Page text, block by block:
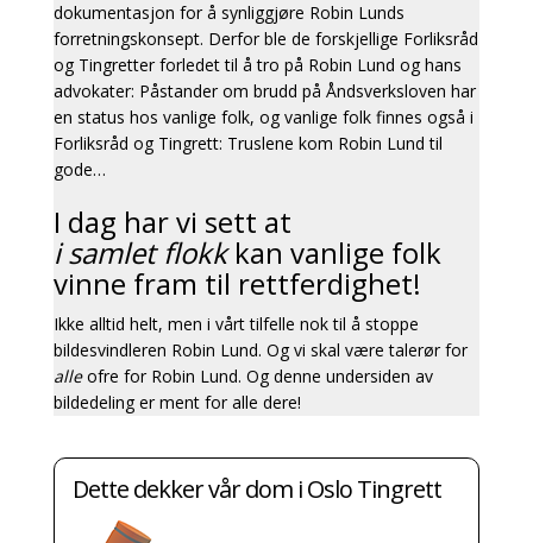
dokumentasjon for å synliggjøre Robin Lunds
forretningskonsept. Derfor ble de forskjellige Forliksråd
og Tingretter forledet til å tro på Robin Lund og hans
advokater: Påstander om brudd på Åndsverksloven har
en status hos vanlige folk, og vanlige folk finnes også i
Forliksråd og Tingrett: Truslene kom Robin Lund til
gode…
I dag har vi sett at
i samlet flokkkan vanlige folk
vinne fram til rettferdighet!
Ikke alltid helt, men i vårt tilfelle nok til å stoppe
bildesvindleren Robin Lund. Og vi skal være talerør for
alleofre for Robin Lund. Og denne undersiden av
bildedeling er ment for alle dere!
Dette dekker vår dom i Oslo Tingrett